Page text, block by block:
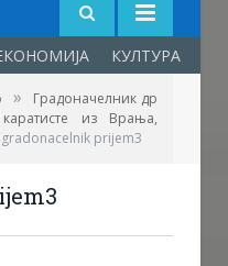
КУЛТУРА
»
Градоначелник др
из Врања,
gradonacelnik prijem3